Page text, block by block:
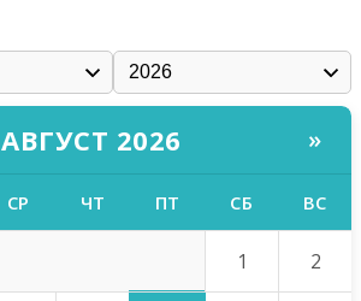
АВГУСТ 2026 »
СР ЧТ ПТ СБ ВС
1 2